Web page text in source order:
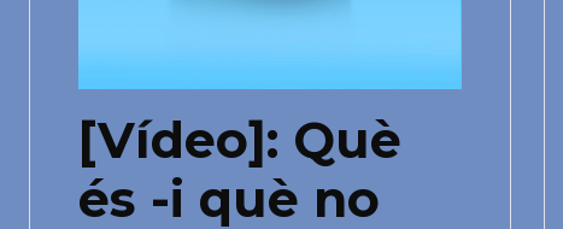
[Vídeo]: Què
és -i què no